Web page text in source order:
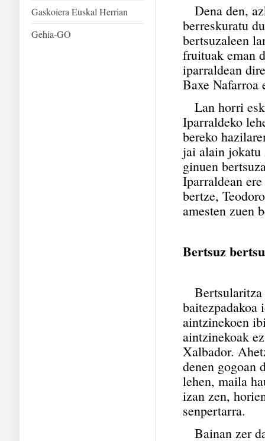
Gaskoiera Euskal Herrian
Gehia-GO
Dena den,
berreskuratu
bertsuzaleen
fruituak eman
iparraldean
Baxe Nafarroa
Lan horri
Iparraldeko
bereko
jai alain jokatu
ginuen
Iparraldean
bertze,
amesten zuen
Bertsuz bertsu
Bertsularitza
baitezpadakoa
aintzinekoen
aintzinekoak
Xalbador.
denen gogoan
lehen, maila
izan zen,
senpertarra.
Bainan zer